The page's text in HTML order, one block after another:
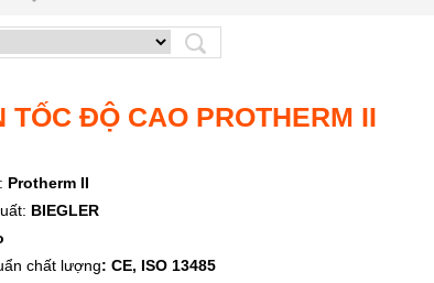
ĐỘ CAO PROTHERM II
Protherm II
BIEGLER
chất lượng: CE, ISO 13485